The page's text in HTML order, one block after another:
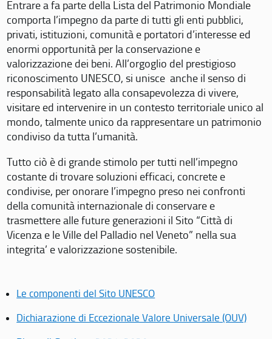
Entrare a fa parte della Lista del Patrimonio Mondiale
comporta l’impegno da parte di tutti gli enti pubblici,
privati, istituzioni, comunità e portatori d’interesse ed
enormi opportunità per la conservazione e
valorizzazione dei beni. All’orgoglio del prestigioso
riconoscimento UNESCO, si unisce anche il senso di
responsabilità legato alla consapevolezza di vivere,
visitare ed intervenire in un contesto territoriale unico al
mondo, talmente unico da rappresentare un patrimonio
condiviso da tutta l’umanità.
Tutto ciò è di grande stimolo per tutti nell’impegno
costante di trovare soluzioni efficaci, concrete e
condivise, per onorare l’impegno preso nei confronti
della comunità internazionale di conservare e
trasmettere alle future generazioni il Sito “Città di
Vicenza e le Ville del Palladio nel Veneto” nella sua
integrita’ e valorizzazione sostenibile.
Le componenti del Sito UNESCO
Dichiarazione di Eccezionale Valore Universale (OUV)